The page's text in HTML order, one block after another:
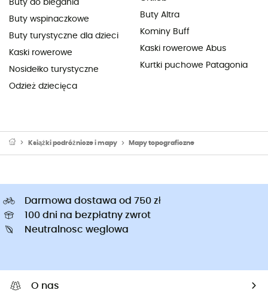
Buty do biegania
Buty wspinaczkowe
Buty turystyczne dla dzieci
Kaski rowerowe
Nosidełko turystyczne
Odzież dziecięca
Buty Altra
Kominy Buff
Kaski rowerowe Abus
Kurtki puchowe Patagonia
Książki podróżnicze i mapy Mapy topograficzne
Darmowa dostawa od 750 zł
100 dni na bezpłatny zwrot
Neutralnosc weglowa
O nas